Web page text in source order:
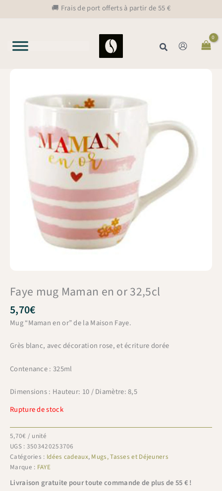
🚚 Frais de port offerts à partir de 55 €
Rechercher
Faye mug Maman en or 32,5cl
5,70€
Mug “Maman en or” de la Maison Faye.
Grès blanc, avec décoration rose, et écriture dorée
Contenance : 325ml
Dimensions : Hauteur: 10 / Diamètre: 8,5
Rupture de stock
5,70€ / unité
UGS : 3503420253706
Catégories : Idées cadeaux, Mugs, Tasses et Déjeuners
Marque : FAYE
Livraison gratuite pour toute commande de plus de 55 € !